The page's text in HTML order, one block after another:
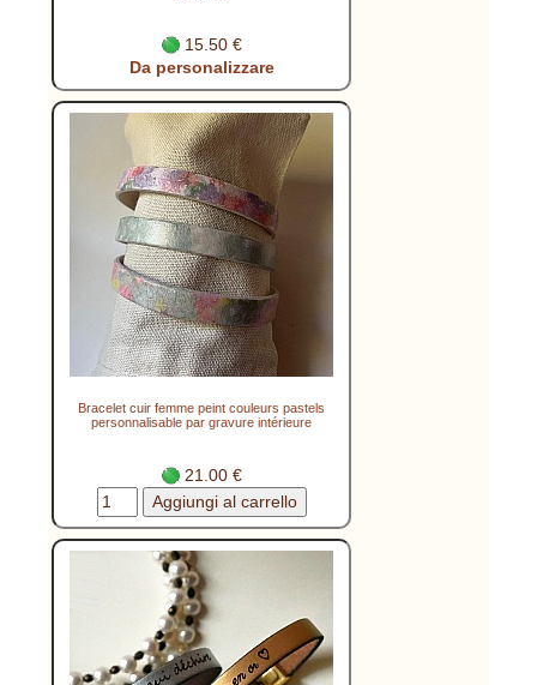
15.50 €
Da personalizzare
Bracelet cuir femme peint couleurs pastels
personnalisable par gravure intérieure
21.00 €